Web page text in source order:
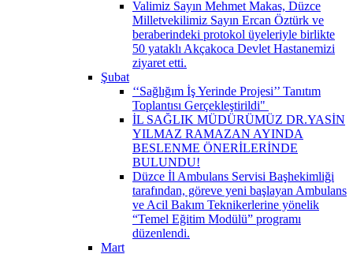
Valimiz Sayın Mehmet Makas, Düzce
Milletvekilimiz Sayın Ercan Öztürk ve
beraberindeki protokol üyeleriyle birlikte
50 yataklı Akçakoca Devlet Hastanemizi
ziyaret etti.
Şubat
‘‘Sağlığım İş Yerinde Projesi’’ Tanıtım
Toplantısı Gerçekleştirildi" ​
İL SAĞLIK MÜDÜRÜMÜZ DR.YASİN
YILMAZ RAMAZAN AYINDA
BESLENME ÖNERİLERİNDE
BULUNDU!
Düzce İl Ambulans Servisi Başhekimliği
tarafından, göreve yeni başlayan Ambulans
ve Acil Bakım Teknikerlerine yönelik
“Temel Eğitim Modülü” programı
düzenlendi.
Mart